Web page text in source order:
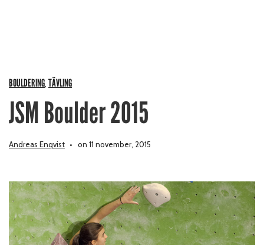
BOULDERING TÄVLING
JSM Boulder 2015
Andreas Enqvist on 11 november, 2015